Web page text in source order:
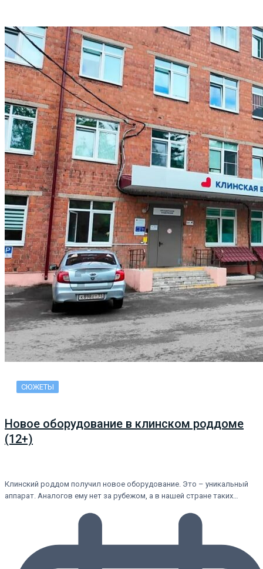
СЮЖЕТЫ
Новое оборудование в клинском роддоме
(12+)
Клинский роддом получил новое оборудование. Это – уникальный
аппарат. Аналогов ему нет за рубежом, а в нашей стране таких…